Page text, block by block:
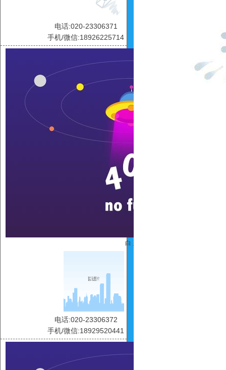
电话:020-23306371
手机/微信:18926225714
白 灵
电话:020-23306372
手机/微信:18929520441